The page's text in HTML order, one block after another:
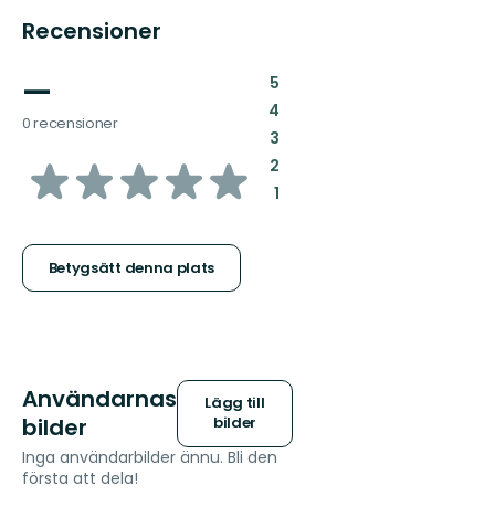
Recensioner
—
0 recensioner
av
stjärnor
Betygsätt denna plats
5:
4:
3:
2:
1:
Användarnas
bilder
Lägg till
bilder
Inga användarbilder ännu. Bli den
första att dela!